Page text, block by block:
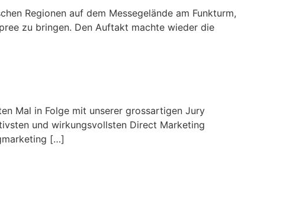
Regionen auf dem Messegelände am Funkturm,
zu bringen. Den Auftakt machte wieder die
Mal in Folge mit unserer grossartigen Jury
und wirkungsvollsten Direct Marketing
[…]